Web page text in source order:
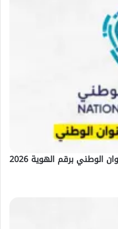
الاستعلام عن العنوان الوطني برقم الهوية 2026